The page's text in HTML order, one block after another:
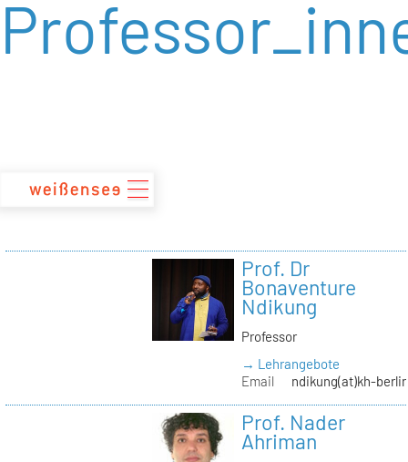
zum
Inhalt
Prof. Dr
Bonaventure
Ndikung
Professor
→ Lehrangebote
Email
ndikung(at)kh-
Prof. Nader
Ahriman